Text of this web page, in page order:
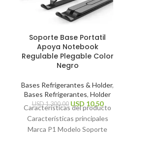
Soporte Base Portatil
Apoya Notebook
Regulable Plegable Color
Negro
Bases Refrigerantes & Holder,
Bases Refrigerantes, Holder
USD1.300,00 USD 10,50
Características del producto
Características principales
Marca P1 Modelo Soporte